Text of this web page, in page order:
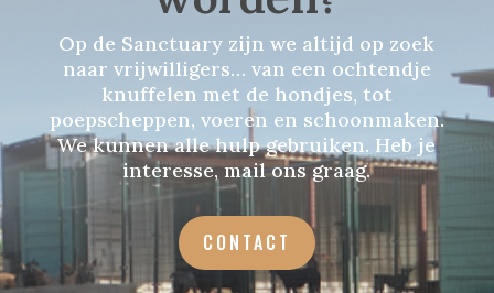
Op de Sanctuary zijn we altijd op zoek
naar vrijwilligers… van een ochtendje
knuffelen met de hondjes, tot
poepscheppen, voeren en schoonmaken.
We kunnen alle hulp gebruiken. Heb je
interesse, mail ons graag.
CONTACT